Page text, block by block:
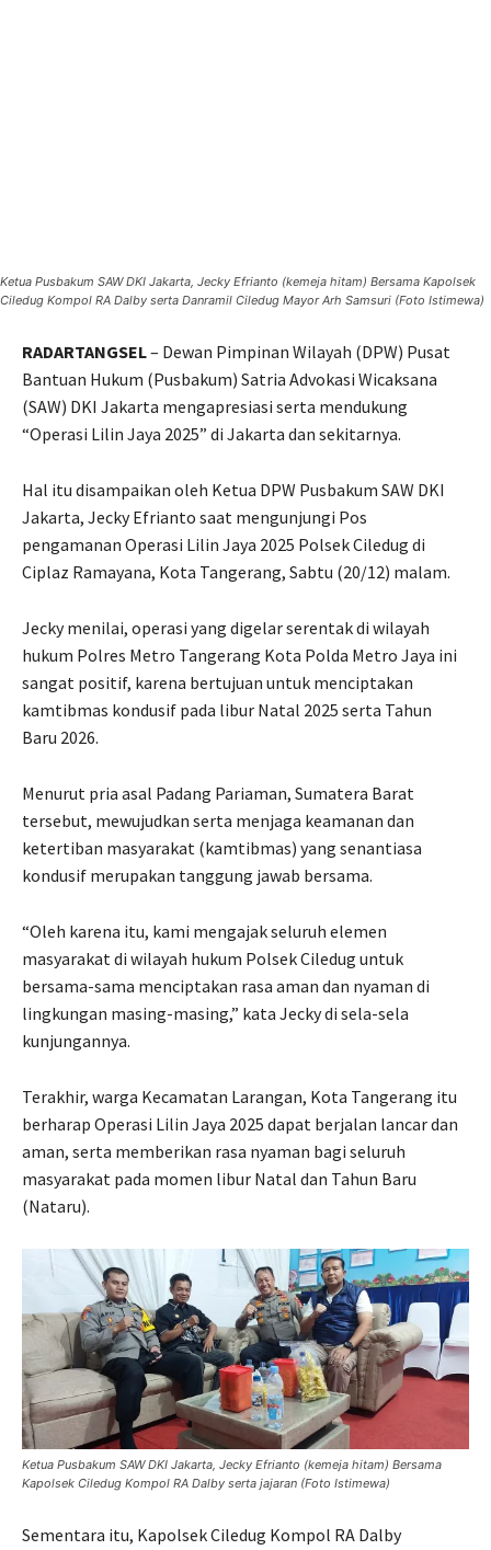
Ketua Pusbakum SAW DKI Jakarta, Jecky Efrianto (kemeja hitam) Bersama Kapolsek
Ciledug Kompol RA Dalby serta Danramil Ciledug Mayor Arh Samsuri (Foto Istimewa)
RADARTANGSEL– Dewan Pimpinan Wilayah (DPW) Pusat
Bantuan Hukum (Pusbakum) Satria Advokasi Wicaksana
(SAW) DKI Jakarta mengapresiasi serta mendukung
“Operasi Lilin Jaya 2025” di Jakarta dan sekitarnya.
Hal itu disampaikan oleh Ketua DPW Pusbakum SAW DKI
Jakarta, Jecky Efrianto saat mengunjungi Pos
pengamanan Operasi Lilin Jaya 2025 Polsek Ciledug di
Ciplaz Ramayana, Kota Tangerang, Sabtu (20/12) malam.
Jecky menilai, operasi yang digelar serentak di wilayah
hukum Polres Metro Tangerang Kota Polda Metro Jaya ini
sangat positif, karena bertujuan untuk menciptakan
kamtibmas kondusif pada libur Natal 2025 serta Tahun
Baru 2026.
Menurut pria asal Padang Pariaman, Sumatera Barat
tersebut, mewujudkan serta menjaga keamanan dan
ketertiban masyarakat (kamtibmas) yang senantiasa
kondusif merupakan tanggung jawab bersama.
“Oleh karena itu, kami mengajak seluruh elemen
masyarakat di wilayah hukum Polsek Ciledug untuk
bersama-sama menciptakan rasa aman dan nyaman di
lingkungan masing-masing,” kata Jecky di sela-sela
kunjungannya.
Terakhir, warga Kecamatan Larangan, Kota Tangerang itu
berharap Operasi Lilin Jaya 2025 dapat berjalan lancar dan
aman, serta memberikan rasa nyaman bagi seluruh
masyarakat pada momen libur Natal dan Tahun Baru
(Nataru).
Ketua Pusbakum SAW DKI Jakarta, Jecky Efrianto (kemeja hitam) Bersama
Kapolsek Ciledug Kompol RA Dalby serta jajaran (Foto Istimewa)
Sementara itu, Kapolsek Ciledug Kompol RA Dalby